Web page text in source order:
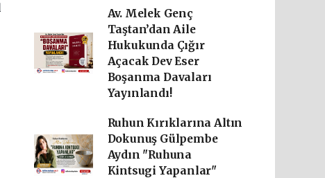
Av. Melek Genç
Taştan’dan Aile
Hukukunda Çığır
Açacak Dev Eser
Boşanma Davaları
Yayınlandı!
Ruhun Kırıklarına Altın
Dokunuş Gülpembe
Aydın "Ruhuna
Kintsugi Yapanlar"